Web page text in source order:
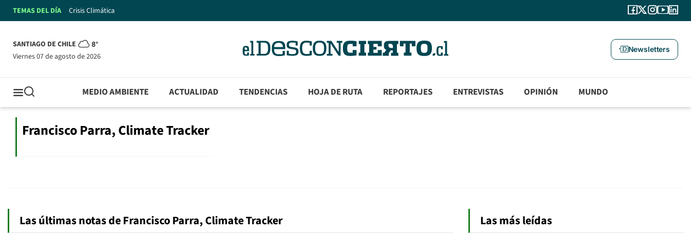
TEMAS DEL DÍA Crisis Climática
SANTIAGO DE CHILE 8°
viernes 07 de agosto de 2026
Newsletters
MEDIO AMBIENTE ACTUALIDAD TENDENCIAS HOJA DE RUTA REPORTAJES ENTREVISTAS OPINIÓN MUNDO
Francisco Parra, Climate Tracker
Las últimas notas de Francisco Parra, Climate Tracker Las más leídas